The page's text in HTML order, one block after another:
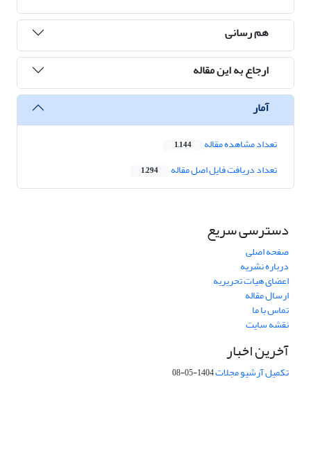
هم رسانی
ارجاع به این مقاله
آمار
تعداد مشاهده مقاله 1,144
تعداد دریافت فایل اصل مقاله 1,294
دسترسی سریع
صفحه اصلی
درباره نشریه
اعضای هیات تحریریه
ارسال مقاله
تماس با ما
نقشه سایت
آخرین اخبار
تکمیل آرشیو مجلات1404-05-08